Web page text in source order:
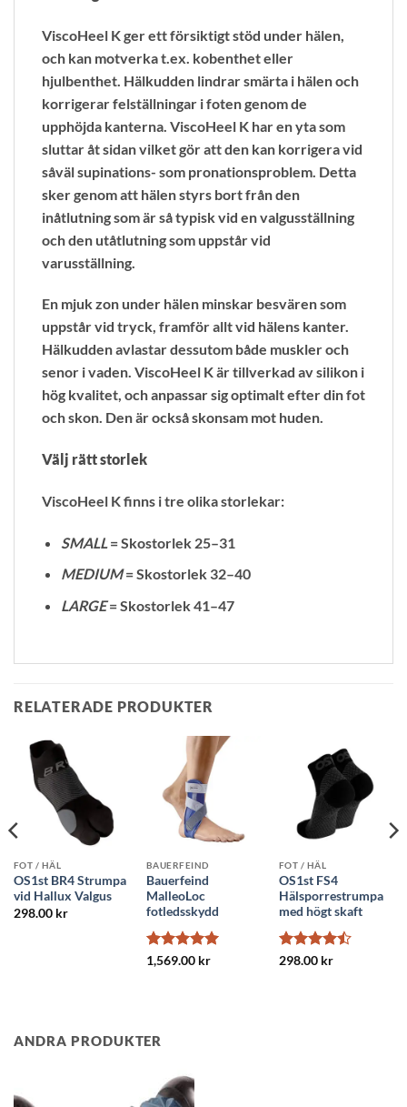
ViscoHeel K ger ett försiktigt stöd under hälen,
och kan motverka t.ex. kobenthet eller
hjulbenthet. Hälkudden lindrar smärta i hälen och
korrigerar felställningar i foten genom de
upphöjda kanterna. ViscoHeel K har en yta som
sluttar åt sidan vilket gör att den kan korrigera vid
såväl supinations- som pronationsproblem. Detta
sker genom att hälen styrs bort från den
inåtlutning som är så typisk vid en valgusställning
och den utåtlutning som uppstår vid
varusställning.
En mjuk zon under hälen minskar besvären som
uppstår vid tryck, framför allt vid hälens kanter.
Hälkudden avlastar dessutom både muskler och
senor i vaden. ViscoHeel K är tillverkad av silikon i
hög kvalitet, och anpassar sig optimalt efter din fot
och skon. Den är också skonsam mot huden.
Välj rätt storlek
ViscoHeel K finns i tre olika storlekar:
SMALL = Skostorlek 25–31
MEDIUM= Skostorlek 32–40
LARGE= Skostorlek 41–47
RELATERADE PRODUKTER
FOT / HÄL
OS1st BR4 Strumpa
vid Hallux Valgus
298.00 kr
BAUERFEIND
Bauerfeind
MalleoLoc
fotledsskydd
Betygsatt5
1,569.00 kr
FOT / HÄL
OS1st FS4
Hälsporrestrumpa
med högt skaft
Betygsatt
298.00 kr
ANDRA PRODUKTER